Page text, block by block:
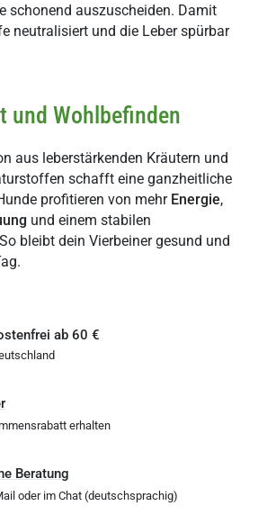
schonend auszuscheiden. Damit
neutralisiert und die Leber spürbar
und Wohlbefinden
aus leberstärkenden Kräutern und
schafft eine ganzheitliche
profitieren von mehr Energie,
und einem stabilen
bleibt dein Vierbeiner gesund und
ab 60 €
erhalten
Beratung
oder im Chat (deutschsprachig)